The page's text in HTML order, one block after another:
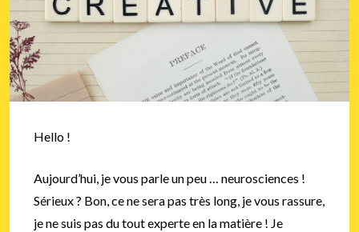
Hello !
Aujourd’hui, je vous parle un peu … neurosciences !
Sérieux ? Bon, ce ne sera pas très long, je vous rassure,
je ne suis pas du tout experte en la matière ! Je